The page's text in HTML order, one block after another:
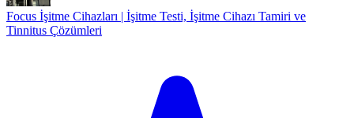
Focus İşitme Cihazları | İşitme Testi, İşitme Cihazı Tamiri ve
Tinnitus Çözümleri